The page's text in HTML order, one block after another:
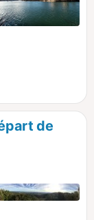
de